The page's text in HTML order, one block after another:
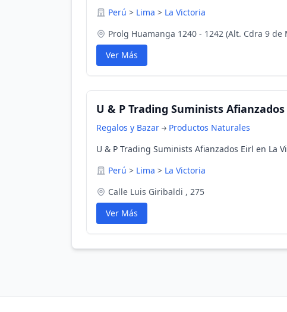
Perú > Lima > La Victoria
Prolg Huamanga 1240 - 1242 (Alt. Cdra 9 de
Ver Más
U & P Trading Suminists Afianzados
Regalos y Bazar
Productos Naturales
U & P Trading Suminists Afianzados Eirl en La
Perú > Lima > La Victoria
Calle Luis Giribaldi , 275
Ver Más